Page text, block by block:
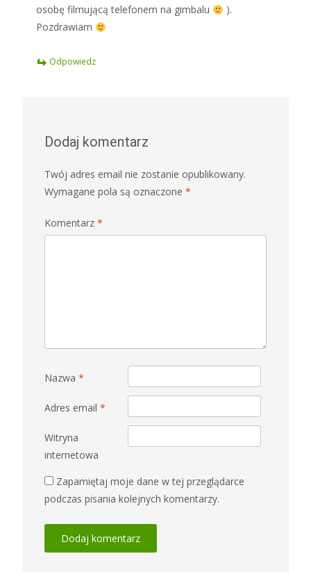
osobę filmującą telefonem na gimbalu
).
Pozdrawiam
Odpowiedz
Dodaj komentarz
Twój adres email nie zostanie opublikowany.
Wymagane pola są oznaczone *
Komentarz *
Nazwa *
Adres email *
Witryna
internetowa
Zapamiętaj moje dane w tej przeglądarce
podczas pisania kolejnych komentarzy.